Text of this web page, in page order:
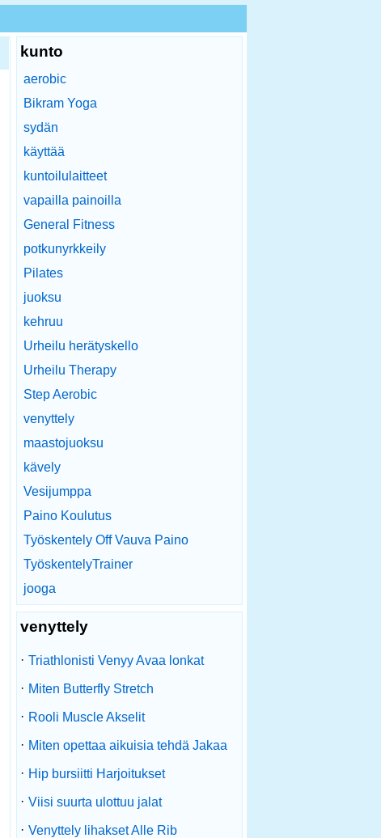
kunto
aerobic
Bikram Yoga
sydän
käyttää
kuntoilulaitteet
vapailla painoilla
General Fitness
potkunyrkkeily
Pilates
juoksu
kehruu
Urheilu herätyskello
Urheilu Therapy
Step Aerobic
venyttely
maastojuoksu
kävely
Vesijumppa
Paino Koulutus
Työskentely Off Vauva Paino
TyöskentelyTrainer
jooga
venyttely
· Triathlonisti Venyy Avaa lonkat
· Miten Butterfly Stretch
· Rooli Muscle Akselit
· Miten opettaa aikuisia tehdä Jakaa
· Hip bursiitti Harjoitukset
· Viisi suurta ulottuu jalat
· Venyttely lihakset Alle Rib